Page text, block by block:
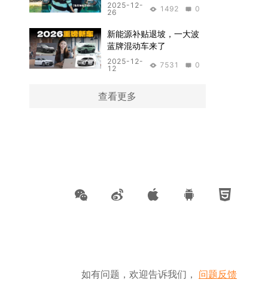
2025-12-
26
1492 0
新能源补贴退坡，一大波
蓝牌混动车来了
2025-12-
12
7531 0
查看更多
如有问题，欢迎告诉我们， 问题反馈